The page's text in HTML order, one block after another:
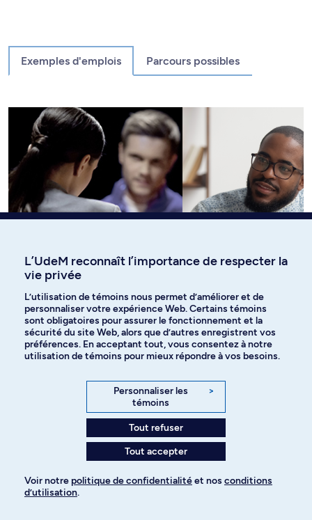
Exemples d'emplois Parcours possibles
classement des
détenus dans les
pénitenciers
d’assurance-emploi
Vous étudiez ailleurs et souhaitez
faire un programme d’échanges à
L’UdeM reconnaît l’importance de respecter la
vie privée
L’utilisation de témoins nous permet d’améliorer et de
personnaliser votre expérience Web. Certains témoins
sont obligatoires pour assurer le fonctionnement et la
sécurité du site Web, alors que d’autres enregistrent vos
préférences. En acceptant tout, vous consentez à notre
utilisation de témoins pour mieux répondre à vos besoins.
Personnaliser les
témoins
>
Tout refuser
Tout accepter
Voir notre politique de confidentialité et nos
conditions
d’utilisation.